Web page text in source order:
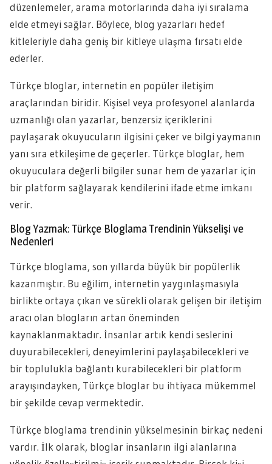
düzenlemeler, arama motorlarında daha iyi sıralama
elde etmeyi sağlar. Böylece, blog yazarları hedef
kitleleriyle daha geniş bir kitleye ulaşma fırsatı elde
ederler.
Türkçe bloglar, internetin en popüler iletişim
araçlarından biridir. Kişisel veya profesyonel alanlarda
uzmanlığı olan yazarlar, benzersiz içeriklerini
paylaşarak okuyucuların ilgisini çeker ve bilgi yaymanın
yanı sıra etkileşime de geçerler. Türkçe bloglar, hem
okuyuculara değerli bilgiler sunar hem de yazarlar için
bir platform sağlayarak kendilerini ifade etme imkanı
verir.
Blog Yazmak: Türkçe Bloglama Trendinin Yükselişi ve
Nedenleri
Türkçe bloglama, son yıllarda büyük bir popülerlik
kazanmıştır. Bu eğilim, internetin yaygınlaşmasıyla
birlikte ortaya çıkan ve sürekli olarak gelişen bir iletişim
aracı olan blogların artan öneminden
kaynaklanmaktadır. İnsanlar artık kendi seslerini
duyurabilecekleri, deneyimlerini paylaşabilecekleri ve
bir toplulukla bağlantı kurabilecekleri bir platform
arayışındayken, Türkçe bloglar bu ihtiyaca mükemmel
bir şekilde cevap vermektedir.
Türkçe bloglama trendinin yükselmesinin birkaç nedeni
vardır. İlk olarak, bloglar insanların ilgi alanlarına